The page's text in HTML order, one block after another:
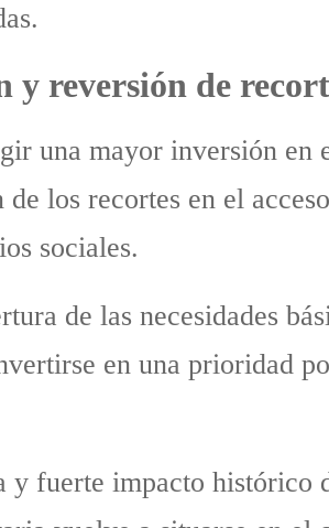
y reversión de
una mayor inversión en
los recortes en el
sociales.
de las necesidades
en una prioridad
fuerte impacto histórico